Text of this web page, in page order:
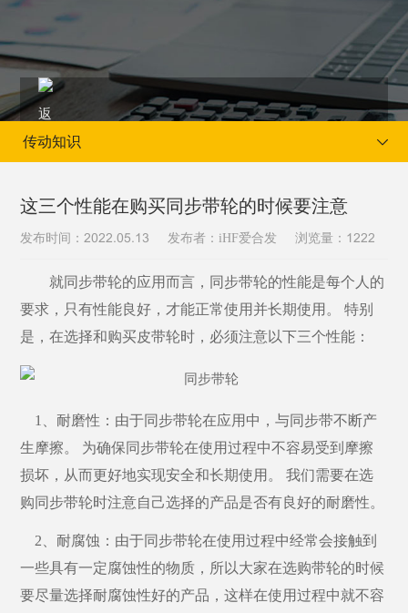
当前位置：首页 新闻资讯 传动知识
传动知识
这三个性能在购买同步带轮的时候要注意
发布时间：2022.05.13 发布者：iHF爱合发 浏览量： 1222
就同步带轮的应用而言，同步带轮的性能是每个人的
要求，只有性能良好，才能正常使用并长期使用。
特别
是，在选择和购买皮带轮时，必须注意以下三个性能：
1、耐磨性：由于同步带轮在应用中，与同步带不断产
生摩擦。 为确保同步带轮在使用过程中不容易受到摩擦
损坏，从而更好地实现安全和长期使用。 我们需要在选
购同步带轮时注意自己选择的产品是否有良好的耐磨性。
2、耐腐蚀：由于同步带轮在使用过程中经常会接触到
一些具有一定腐蚀性的物质，所以大家在选购带轮的时候
要尽量选择耐腐蚀性好的产品，这样在使用过程中就不容